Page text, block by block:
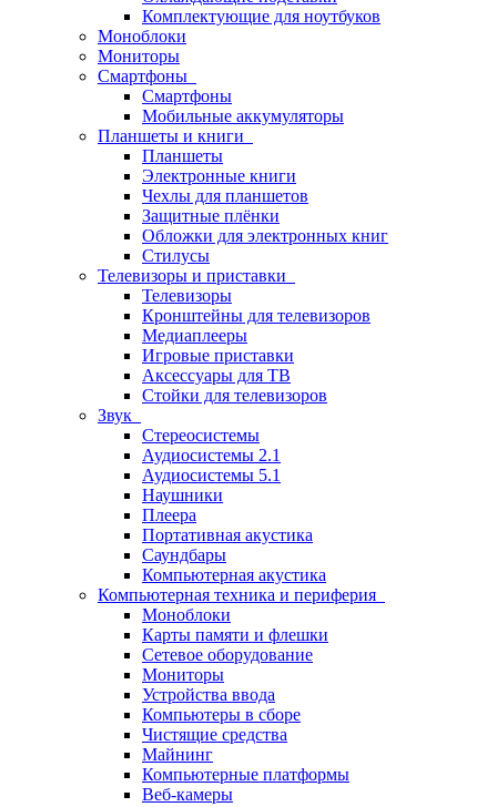
Комплектующие для ноутбуков
Моноблоки
Мониторы
Смартфоны
Смартфоны
Мобильные аккумуляторы
Планшеты и книги
Планшеты
Электронные книги
Чехлы для планшетов
Защитные плёнки
Обложки для электронных книг
Стилусы
Телевизоры и приставки
Телевизоры
Кронштейны для телевизоров
Медиаплееры
Игровые приставки
Аксессуары для ТВ
Стойки для телевизоров
Звук
Стереосистемы
Аудиосистемы 2.1
Аудиосистемы 5.1
Наушники
Плеера
Портативная акустика
Саундбары
Компьютерная акустика
Компьютерная техника и периферия
Моноблоки
Карты памяти и флешки
Сетевое оборудование
Мониторы
Устройства ввода
Компьютеры в сборе
Чистящие средства
Майнинг
Компьютерные платформы
Веб-камеры